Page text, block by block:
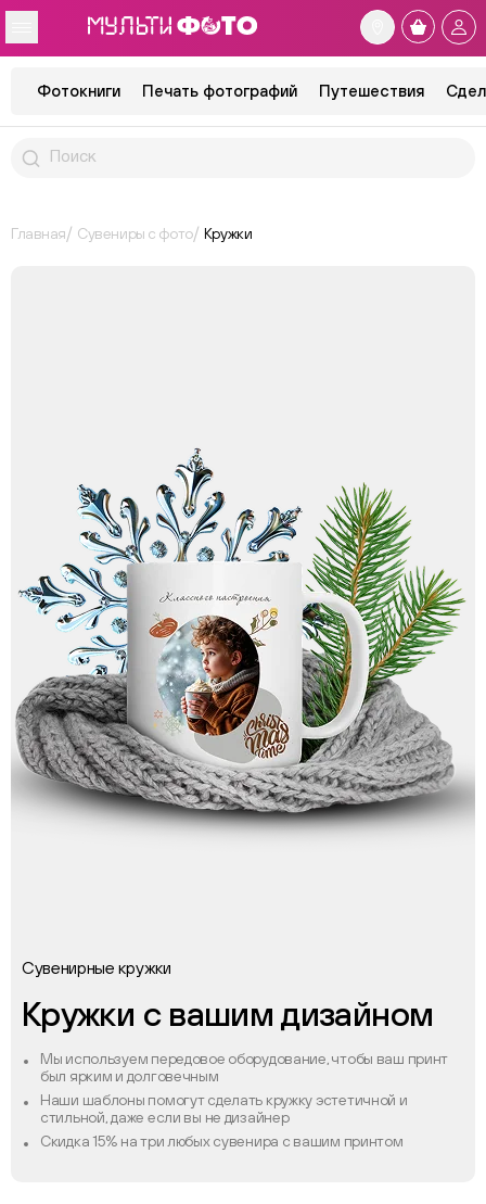
Фотокниги Печать фотографий Путешествия
Главная Сувениры с фото Кружки
Сувенирные кружки
Кружки с вашим дизайном
Мы используем передовое оборудование, чтобы ваш принт
был ярким и долговечным
Наши шаблоны помогут сделать кружку эстетичной и
стильной, даже если вы не дизайнер
Скидка 15% на три любых сувенира с вашим принтом